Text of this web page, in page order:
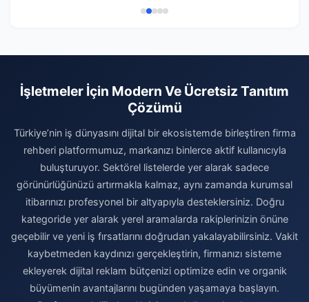
İşletmeler İçin Modern Ve Ücretsiz Tanıtım
Çözümü
Türkiye’nin iş dünyasını dijital bir ekosistemde birleştiren firma
rehberi platformumuz, markanızı binlerce aktif kullanıcıyla
buluşturuyor. Sektörel listelerde yer alarak sadece
görünürlüğünüzü artırmakla kalmaz, aynı zamanda kurumsal
itibarınızı profesyonel bir altyapıyla desteklersiniz. Doğru
kategoride yer alarak yerel aramalarda rakiplerinizin önüne
geçebilir ve yeni iş fırsatlarını doğrudan yakalayabilirsiniz. Vakit
kaybetmeden kaydınızı gerçekleştirin, firmanızı sisteme
ekleyerek dijital reklam bütçenizi optimize edin ve organik
büyümenin avantajlarını bugünden yaşamaya başlayın.